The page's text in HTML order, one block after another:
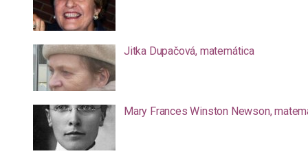
Jitka Dupačová, matemática
Mary Frances Winston Newson,